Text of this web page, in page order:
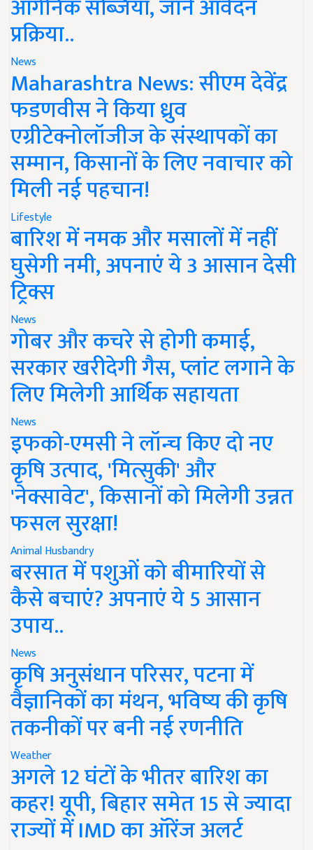
ऑर्गेनिक सब्जियां, जानें आवेदन
प्रक्रिया..
News
Maharashtra News: सीएम देवेंद्र
फडणवीस ने किया ध्रुव
एग्रीटेक्नोलॉजीज के संस्थापकों का
सम्मान, किसानों के लिए नवाचार को
मिली नई पहचान!
Lifestyle
बारिश में नमक और मसालों में नहीं
घुसेगी नमी, अपनाएं ये 3 आसान देसी
ट्रिक्स
News
गोबर और कचरे से होगी कमाई,
सरकार खरीदेगी गैस, प्लांट लगाने के
लिए मिलेगी आर्थिक सहायता
News
इफको-एमसी ने लॉन्च किए दो नए
कृषि उत्पाद, 'मित्सुकी' और
'नेक्सावेट', किसानों को मिलेगी उन्नत
फसल सुरक्षा!
Animal Husbandry
बरसात में पशुओं को बीमारियों से
कैसे बचाएं? अपनाएं ये 5 आसान
उपाय..
News
कृषि अनुसंधान परिसर, पटना में
वैज्ञानिकों का मंथन, भविष्य की कृषि
तकनीकों पर बनी नई रणनीति
Weather
अगले 12 घंटों के भीतर बारिश का
कहर! यूपी, बिहार समेत 15 से ज्यादा
राज्यों में IMD का ऑरेंज अलर्ट